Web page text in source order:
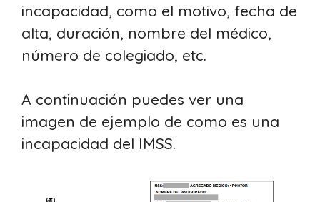
incapacidad, como el motivo, fecha de
alta, duración, nombre del médico,
número de colegiado, etc.
A continuación puedes ver una
imagen de ejemplo de como es una
incapacidad del IMSS.